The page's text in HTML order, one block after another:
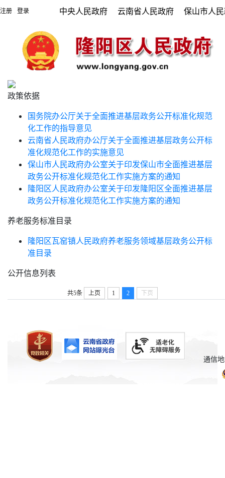
注册 登录 中央人民政府 云南省人民政府 保山市人
政策依据
国务院办公厅关于全面推进基层政务公开标准化规范
化工作的指导意见
云南省人民政府办公厅关于全面推进基层政务公开标
准化规范化工作的实施意见
保山市人民政府办公室关于印发保山市全面推进基层
政务公开标准化规范化工作实施方案的通知
隆阳区人民政府办公室关于印发隆阳区全面推进基层
政务公开标准化规范化工作实施方案的通知
养老服务标准目录
隆阳区瓦窑镇人民政府养老服务领域基层政务公开标
准目录
公开信息列表
共5条 上页 1 2 下页
通信